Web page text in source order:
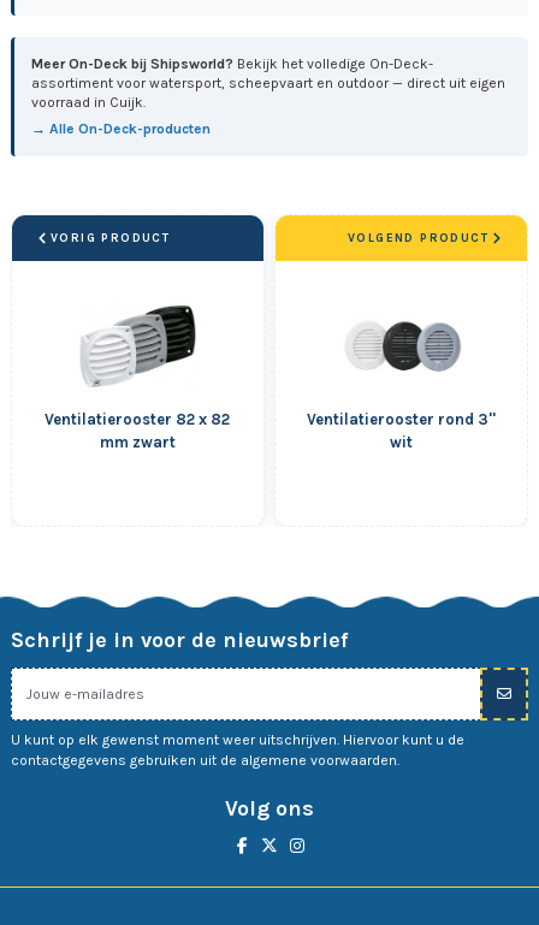
Meer On-Deck bij Shipsworld? Bekijk het volledige On-Deck-
assortiment voor watersport, scheepvaart en outdoor — direct uit eigen
voorraad in Cuijk.
→ Alle On-Deck-producten
VORIG PRODUCT
Ventilatierooster 82 x 82
mm zwart
Ventilatierooster rond 3''
wit
VOLGEND PRODUCT
Schrijf je in voor de nieuwsbrief
U kunt op elk gewenst moment weer uitschrijven. Hiervoor kunt u de
contactgegevens gebruiken uit de algemene voorwaarden.
Volg ons